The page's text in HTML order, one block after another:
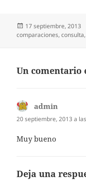
Publicado
el
17 septiembre, 2013
comparaciones,consulta
Un comentario
admin
20 septiembre, 2013 a
Muy bueno
Deja una